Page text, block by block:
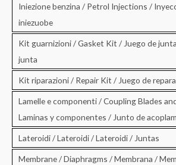
Iniezione benzina / Petrol Injections /
iniezuobe
Kit guarnizioni / Gasket Kit / Juego de
junta
Kit riparazioni / Repair Kit / Juego de
Lamelle e componenti / Coupling Blades
Laminas y componentes / Junto de
Lateroidi / Lateroidi / Lateroidi / Juntas
Membrane / Diaphragms / Membrana /